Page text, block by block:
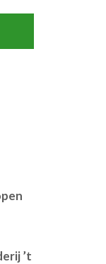
’t